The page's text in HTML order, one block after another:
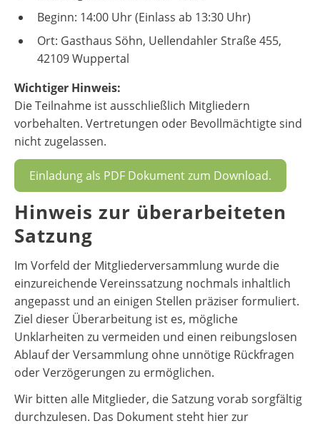
Beginn: 14:00 Uhr (Einlass ab 13:30 Uhr)
Ort: Gasthaus Söhn, Uellendahler Straße 455,
42109 Wuppertal
Wichtiger Hinweis:
Die Teilnahme ist ausschließlich Mitgliedern
vorbehalten. Vertretungen oder Bevollmächtigte sind
nicht zugelassen.
Einladung als PDF Dokument zum Download.
Hinweis zur überarbeiteten
Satzung
Im Vorfeld der Mitgliederversammlung wurde die
einzureichende Vereinssatzung nochmals inhaltlich
angepasst und an einigen Stellen präziser formuliert.
Ziel dieser Überarbeitung ist es, mögliche
Unklarheiten zu vermeiden und einen reibungslosen
Ablauf der Versammlung ohne unnötige Rückfragen
oder Verzögerungen zu ermöglichen.
Wir bitten alle Mitglieder, die Satzung vorab sorgfältig
durchzulesen. Das Dokument steht hier zur